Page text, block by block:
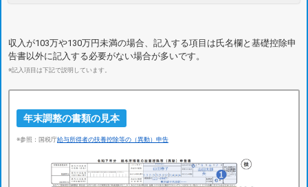
収入が103万や130万円未満の場合、記入する項目は氏名欄と基礎控除申
告書以外に記入する必要がない場合が多いです。
※記入項目は下記で説明しています。
年末調整の書類の見本
※参照：国税庁給与所得者の扶養控除等の（異動）申告